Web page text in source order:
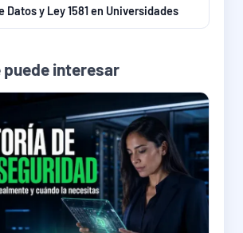
Datos y Ley 1581 en Universidades
puede interesar